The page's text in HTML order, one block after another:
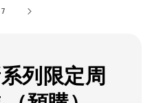
7
列限定周